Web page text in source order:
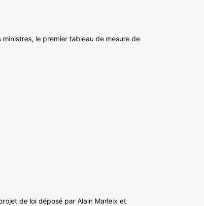
le premier tableau de mesure de
de loi déposé par Alain Marleix et